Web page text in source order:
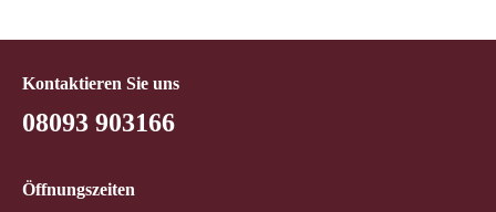
Kontaktieren Sie uns
08093 903166
Öffnungszeiten